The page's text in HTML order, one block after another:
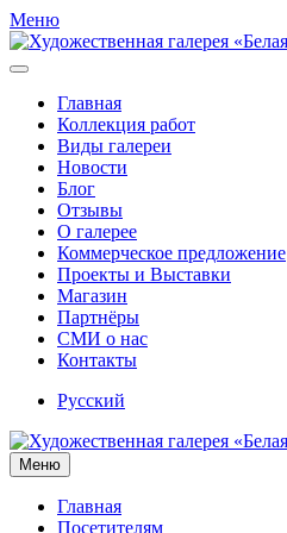
Меню
Главная
Коллекция работ
Виды галереи
Новости
Блог
Отзывы
О галерее
Коммерческое предложение
Проекты и Выставки
Магазин
Партнёры
СМИ о нас
Контакты
Русский
Меню
Главная
Посетителям